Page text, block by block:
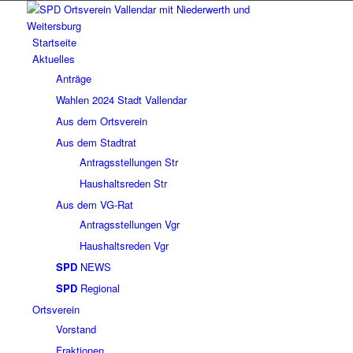
Startseite
Aktuelles
Anträge
Wahlen 2024 Stadt Vallendar
Aus dem Ortsverein
Aus dem Stadtrat
Antragsstellungen Str
Haushaltsreden Str
Aus dem VG-Rat
Antragsstellungen Vgr
Haushaltsreden Vgr
SPDNEWS
SPDRegional
Ortsverein
Vorstand